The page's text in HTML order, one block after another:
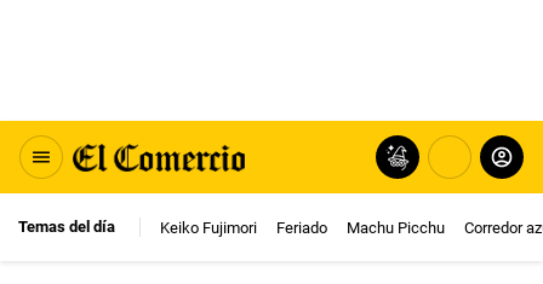
Temas del día Keiko Fujimori Feriado Machu Picchu Corredor